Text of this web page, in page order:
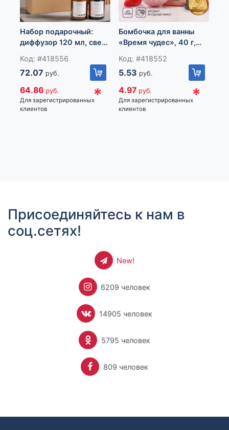
Набор подарочный:
диффузор 120 мл, свеча
Красное помело
Код: #418556
72.07 руб.
64.86 руб.
Для зарегистрированных
клиентов
*
Бомбочка для ванны
«Время чудес», 40 г,
Чистое счастье
Код: #418552
5.53 руб.
4.97 руб.
Для зарегистрированных
клиентов
*
Присоединяйтесь к нам в
соц.сетях!
New!
6209 человек
14905 человек
5795 человек
809 человек